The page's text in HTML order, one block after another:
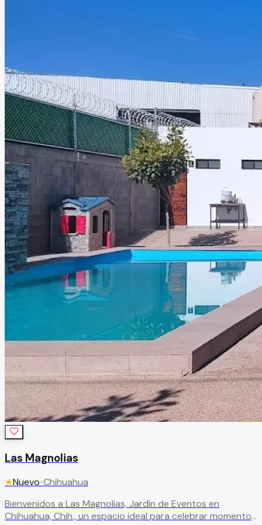
Las Magnolias
★Nuevo•Chihuahua
Bienvenidos a Las Magnolias, Jardín de Eventos en
Chihuahua, Chih., un espacio ideal para celebrar momentos